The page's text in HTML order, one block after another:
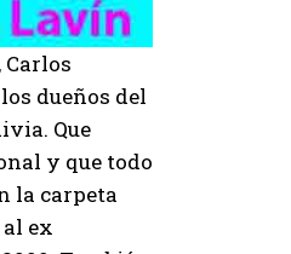
dueños del
Que
y que todo
la carpeta
ex